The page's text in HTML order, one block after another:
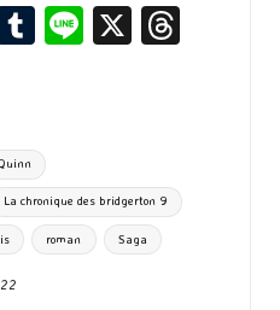
T
bl
r
Li X
La chronique des bridgerton 9
roman Saga